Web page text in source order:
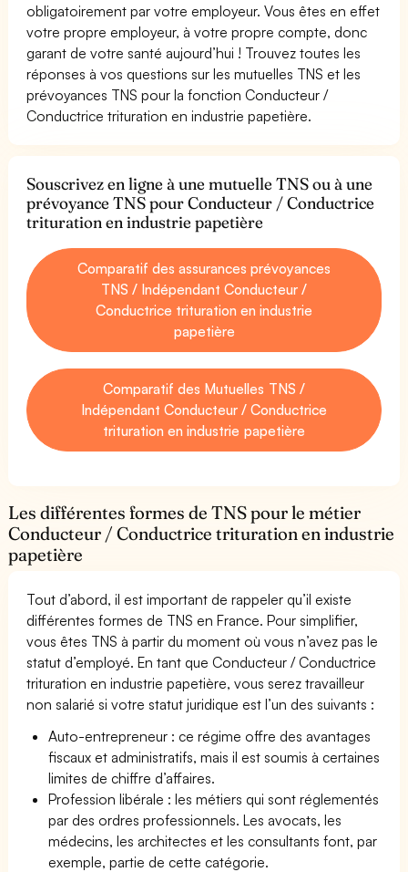
obligatoirement par votre employeur. Vous êtes en effet
votre propre employeur, à votre propre compte, donc
garant de votre santé aujourd’hui ! Trouvez toutes les
réponses à vos questions sur les mutuelles TNS et les
prévoyances TNS pour la fonction Conducteur /
Conductrice trituration en industrie papetière.
Souscrivez en ligne à une mutuelle TNS ou à une
prévoyance TNS pour Conducteur / Conductrice
trituration en industrie papetière
Comparatif des assurances prévoyances
TNS / Indépendant Conducteur /
Conductrice trituration en industrie
papetière
Comparatif des Mutuelles TNS /
Indépendant Conducteur / Conductrice
trituration en industrie papetière
Les différentes formes de TNS pour le métier
Conducteur / Conductrice trituration en industrie
papetière
Tout d’abord, il est important de rappeler qu’il existe
différentes formes de TNS en France. Pour simplifier,
vous êtes TNS à partir du moment où vous n’avez pas le
statut d’employé. En tant que Conducteur / Conductrice
trituration en industrie papetière, vous serez travailleur
non salarié si votre statut juridique est l’un des suivants :
Auto-entrepreneur : ce régime offre des avantages
fiscaux et administratifs, mais il est soumis à certaines
limites de chiffre d’affaires.
Profession libérale : les métiers qui sont réglementés
par des ordres professionnels. Les avocats, les
médecins, les architectes et les consultants font, par
exemple, partie de cette catégorie.